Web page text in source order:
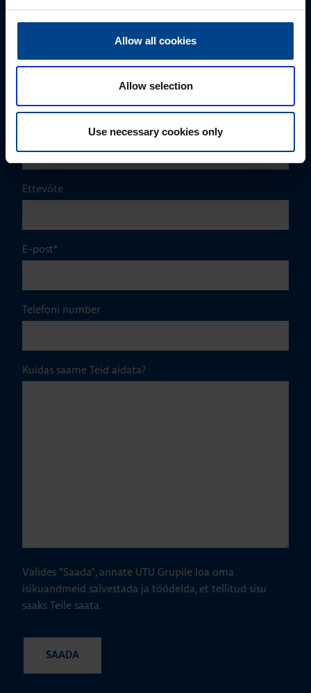
Allow all cookies
Allow selection
Use necessary cookies only
+372 56560000
Eesnimi*
Perekonnanimi*
Ettevõte
E-post*
Telefoni number
Kuidas saame Teid aidata?
Valides "Saada", annate UTU Grupile loa oma
isikuandmeid salvestada ja töödelda, et tellitud sisu
saaks Teile saata.